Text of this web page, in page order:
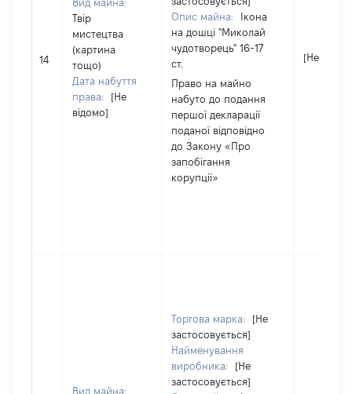
14
Вид майна:
Твір
мистецтва
(картина
тощо)
Дата набуття
права:
[Не
відомо]
Опис майна:
Iкона
на дошці "Миколай
чудотворець" 16-17
ст.
Право на майно
набуто до подання
першої декларації
поданої відповідно
до Закону «Про
запобігання
корупції»
[Не
Вид майна:
Торгова марка:
[Не
застосовується]
Найменування
виробника:
[Не
застосовується]